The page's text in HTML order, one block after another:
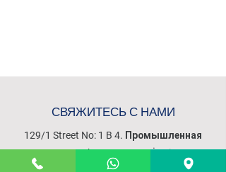
СВЯЖИТЕСЬ С НАМИ
129/1 Street No: 1 B 4. Промышленная
зона Evka - 3 Bornova İzmir